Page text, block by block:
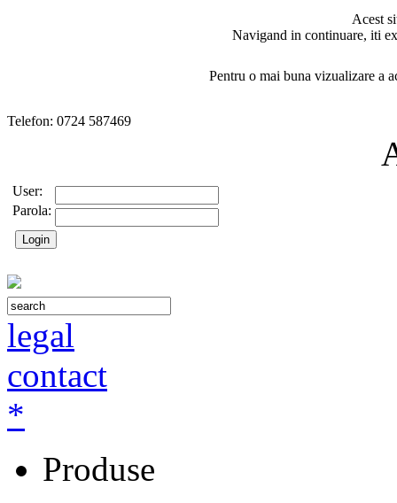
Acest
Navigand in continuare, iti
Pentru o mai buna vizualizare a
Telefon: 0724 587469
User:
Parola:
legal
contact
*
Produse